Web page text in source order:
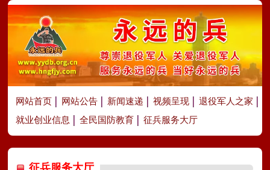
网站首页 网站公告 新闻速递 视频呈现
退役军人之家
就业创业信息
全民国防教育 征兵服务大厅
征兵服务大厅